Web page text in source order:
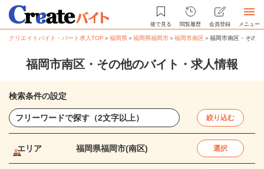
後で見る 閲覧履歴 会員登録 メニュー
クリエイトバイト・パート求人TOP ＞福岡県＞福岡県福岡市＞福岡市南区＞福岡市南区・その
福岡市南区・その他のバイト・求人情報
検索条件の設定
絞り込む
エリア 福岡県福岡市(南区) 選択